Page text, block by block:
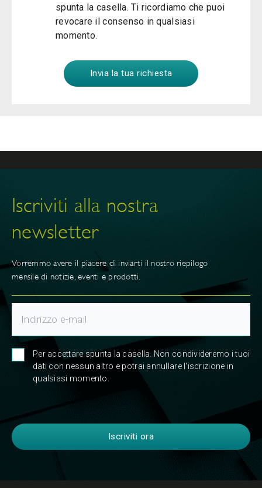
spunta la casella. Ti ricordiamo che puoi
revocare il consenso in qualsiasi
momento.
Iscriviti alla nostra
newsletter
Vorremmo avere il piacere di inviarti il nostro riepilogo
mensile di notizie, eventi e prodotti.
Per accettare spunta la casella. Non condivideremo i tuoi
dati con nessun altro e potrai annullare l'iscrizione in
qualsiasi momento.